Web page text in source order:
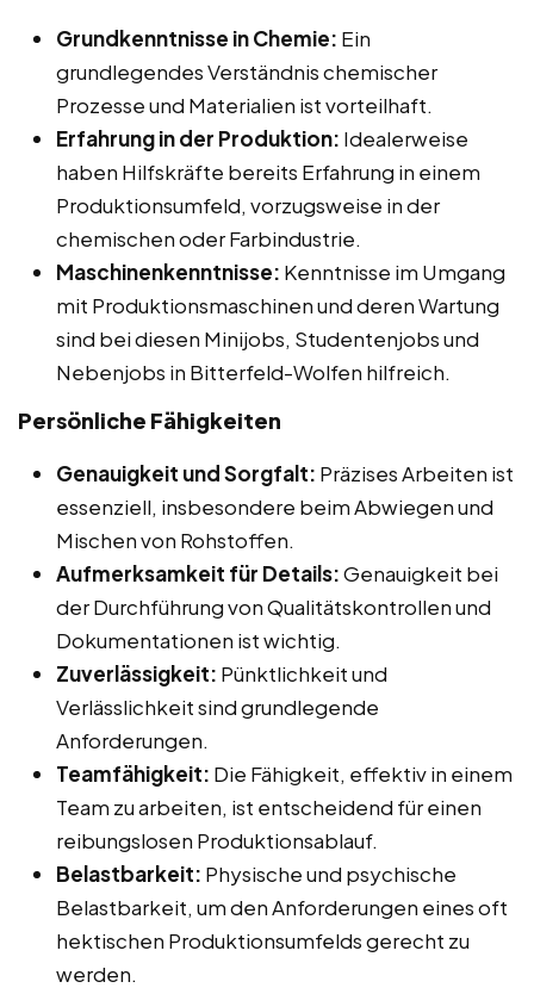
Grundkenntnisse in Chemie: Ein
grundlegendes Verständnis chemischer
Prozesse und Materialien ist vorteilhaft.
Erfahrung in der Produktion: Idealerweise
haben Hilfskräfte bereits Erfahrung in einem
Produktionsumfeld, vorzugsweise in der
chemischen oder Farbindustrie.
Maschinenkenntnisse: Kenntnisse im Umgang
mit Produktionsmaschinen und deren Wartung
sind bei diesen Minijobs, Studentenjobs und
Nebenjobs in Bitterfeld-Wolfen hilfreich.
Persönliche Fähigkeiten
Genauigkeit und Sorgfalt: Präzises Arbeiten ist
essenziell, insbesondere beim Abwiegen und
Mischen von Rohstoffen.
Aufmerksamkeit für Details:Genauigkeit bei
der Durchführung von Qualitätskontrollen und
Dokumentationen ist wichtig.
Zuverlässigkeit: Pünktlichkeit und
Verlässlichkeit sind grundlegende
Anforderungen.
Teamfähigkeit: Die Fähigkeit, effektiv in einem
Team zu arbeiten, ist entscheidend für einen
reibungslosen Produktionsablauf.
Belastbarkeit: Physische und psychische
Belastbarkeit, um den Anforderungen eines oft
hektischen Produktionsumfelds gerecht zu
werden.